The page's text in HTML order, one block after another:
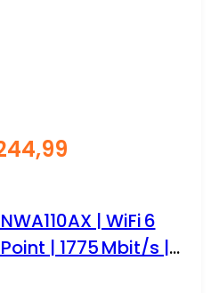
| WiFi 6
| 1775 Mbit/s |